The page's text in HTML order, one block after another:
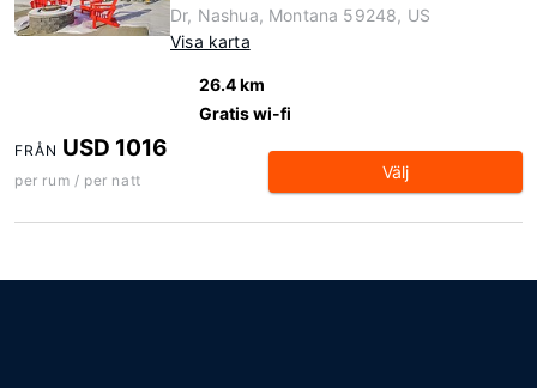
Dr, Nashua, Montana 59248, US
Visa karta
26.4 km
Gratis wi-fi
FRÅN USD 1016
per rum / per natt Välj